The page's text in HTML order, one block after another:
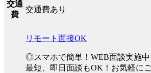
交通
費
交通費あり
リモート面接OK
◎スマホで簡単！WEB面談実施中
最短、即日面談もOK！お気軽に